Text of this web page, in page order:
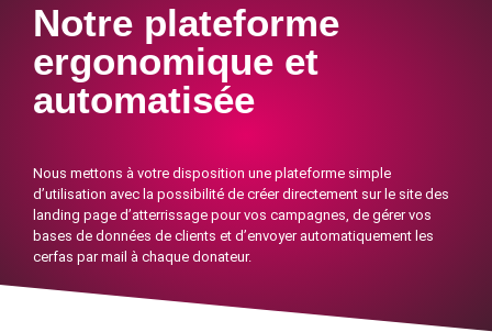
Notre plateforme
ergonomique et
automatisée
Nous mettons à votre disposition une plateforme simple
d’utilisation avec la possibilité de créer directement sur le site des
landing page d’atterrissage pour vos campagnes, de gérer vos
bases de données de clients et d’envoyer automatiquement les
cerfas par mail à chaque donateur.